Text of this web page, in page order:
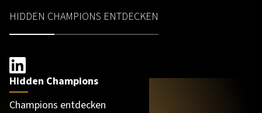
HIDDEN CHAMPIONS ENTDECKEN
Hidden Champions
Champions entdecken